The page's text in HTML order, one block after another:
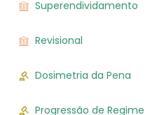
Superendividamento
Revisional
Dosimetria da Pena
Progressão de Regime